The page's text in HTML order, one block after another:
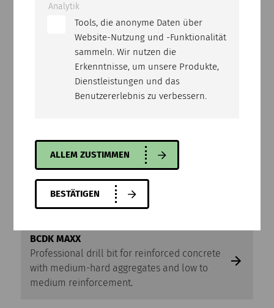
medium reinforcement.
BCDK MAXX
Professional drill bit for reinforced concrete
with medium-hard aggregates and low to
medium reinforcement.
Analytik
Tools, die anonyme Daten über
Website-Nutzung und -Funktionalität
sammeln. Wir nutzen die
Erkenntnisse, um unsere Produkte,
Dienstleistungen und das
Benutzererlebnis zu verbessern.
ALLEM ZUSTIMMEN
BESTÄTIGEN